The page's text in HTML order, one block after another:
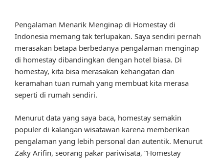
Pengalaman Menarik Menginap di Homestay di
Indonesia memang tak terlupakan. Saya sendiri pernah
merasakan betapa berbedanya pengalaman menginap
di homestay dibandingkan dengan hotel biasa. Di
homestay, kita bisa merasakan kehangatan dan
keramahan tuan rumah yang membuat kita merasa
seperti di rumah sendiri.
Menurut data yang saya baca, homestay semakin
populer di kalangan wisatawan karena memberikan
pengalaman yang lebih personal dan autentik. Menurut
Zaky Arifin, seorang pakar pariwisata, “Homestay